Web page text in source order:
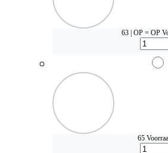
63 | OP = OP
65